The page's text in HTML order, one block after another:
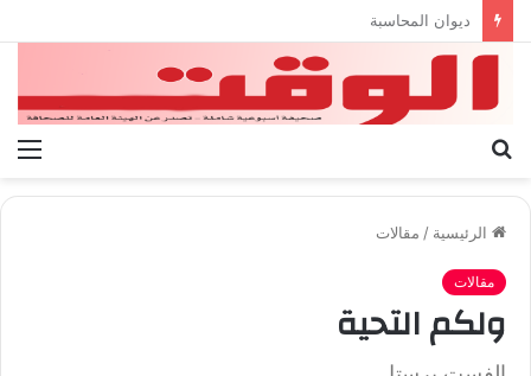
بيان الإتحاد الوطنى العام لعمال ليبيا
الرئيسية / مقالات
مقالات
ولكم التحية